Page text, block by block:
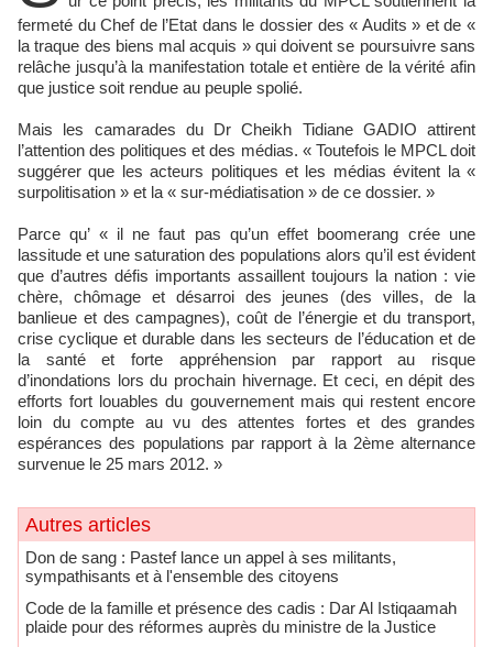
fermeté du Chef de l’Etat dans le dossier des « Audits » et de «
la traque des biens mal acquis » qui doivent se poursuivre sans
relâche jusqu’à la manifestation totale et entière de la vérité afin
que justice soit rendue au peuple spolié.
Mais les camarades du Dr Cheikh Tidiane GADIO attirent
l’attention des politiques et des médias. « Toutefois le MPCL doit
suggérer que les acteurs politiques et les médias évitent la «
surpolitisation » et la « sur-médiatisation » de ce dossier. »
Parce qu’ « il ne faut pas qu’un effet boomerang crée une
lassitude et une saturation des populations alors qu’il est évident
que d’autres défis importants assaillent toujours la nation : vie
chère, chômage et désarroi des jeunes (des villes, de la
banlieue et des campagnes), coût de l’énergie et du transport,
crise cyclique et durable dans les secteurs de l’éducation et de
la santé et forte appréhension par rapport au risque
d’inondations lors du prochain hivernage. Et ceci, en dépit des
efforts fort louables du gouvernement mais qui restent encore
loin du compte au vu des attentes fortes et des grandes
espérances des populations par rapport à la 2ème alternance
survenue le 25 mars 2012. »
Autres articles
Don de sang : Pastef lance un appel à ses militants,
sympathisants et à l'ensemble des citoyens
Code de la famille et présence des cadis : Dar Al Istiqaamah
plaide pour des réformes auprès du ministre de la Justice